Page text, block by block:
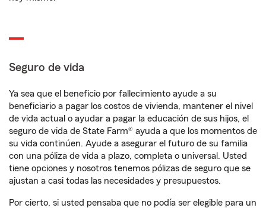
Seguro de vida
Ya sea que el beneficio por fallecimiento ayude a su
beneficiario a pagar los costos de vivienda, mantener el nivel
de vida actual o ayudar a pagar la educación de sus hijos, el
seguro de vida de State Farm® ayuda a que los momentos de
su vida continúen. Ayude a asegurar el futuro de su familia
con una póliza de vida a plazo, completa o universal. Usted
tiene opciones y nosotros tenemos pólizas de seguro que se
ajustan a casi todas las necesidades y presupuestos.
Por cierto, si usted pensaba que no podía ser elegible para un